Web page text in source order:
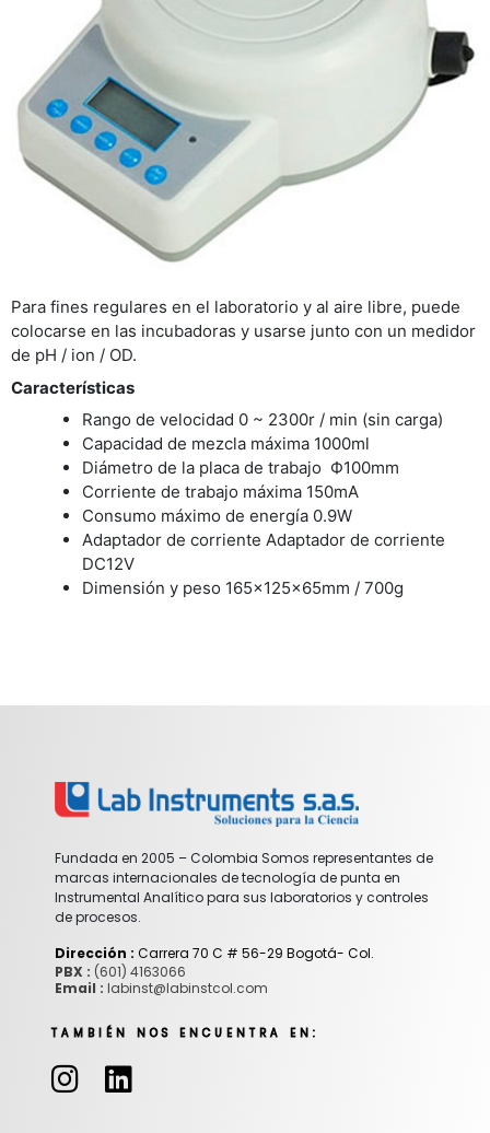
Para fines regulares en el laboratorio y al aire libre, puede
colocarse en las incubadoras y usarse junto con un medidor
de pH / ion / OD.
Características
Rango de velocidad 0 ~ 2300r / min (sin carga)
Capacidad de mezcla máxima 1000ml
Diámetro de la placa de trabajo Ф100mm
Corriente de trabajo máxima 150mA
Consumo máximo de energía 0.9W
Adaptador de corriente Adaptador de corriente
DC12V
Dimensión y peso 165x125x65mm / 700g
Fundada en 2005 – Colombia Somos representantes de
marcas internacionales de tecnología de punta en
Instrumental Analítico para sus laboratorios y controles
de procesos.
Dirección : Carrera 70 C # 56-29 Bogotá- Col.
PBX : (601) 4163066
Email : labinst@labinstcol.com
TAMBIÉN NOS ENCUENTRA EN:
I
n
L
i